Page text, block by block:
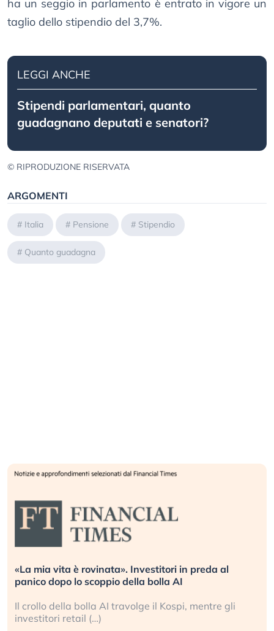
ha un seggio in parlamento è entrato in vigore un
taglio dello stipendio del 3,7%.
LEGGI ANCHE
Stipendi parlamentari, quanto
guadagnano deputati e senatori?
© RIPRODUZIONE RISERVATA
ARGOMENTI
# Italia # Pensione # Stipendio
# Quanto guadagna
«La mia vita è rovinata». Investitori in preda al
panico dopo lo scoppio della bolla AI
Il crollo della bolla AI travolge il Kospi, mentre gli
investitori retail (…)